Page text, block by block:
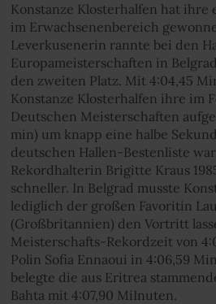
Konstanze Klosterhalfen hat ihre
im Erwachsenenbereich
Leverkusenerin rannte bei den
Europameisterschaften in
den zweiten Platz. Mit 4:04,45
Konstanze Klosterhalfen ihre im
Deutschen Meisterschaften
min) um knapp eine halbe
deutschen Hallen-Bestenliste
Rekordhalterin Brigitte Kraus
schneller. In Belgrad musste
lediglich der großen Favoritin
(Großbritannien) den Vortritt
Meisterschafts-Rekordzeit von
Polin Sofia Ennaoui in 4:06,59
belegte die aus Eritrea
Bahta mit 4:07,90 MiInuten.